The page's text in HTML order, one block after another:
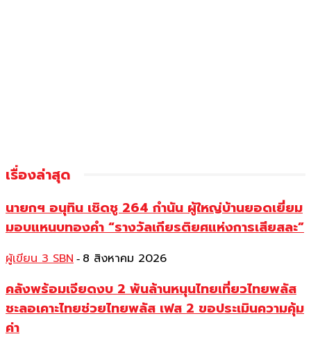
เรื่องล่าสุด
นายกฯ อนุทิน เชิดชู 264 กำนัน ผู้ใหญ่บ้านยอดเยี่ยม
มอบแหนบทองคำ “รางวัลเกียรติยศแห่งการเสียสละ”
ผู้เขียน 3 SBN - 8 สิงหาคม 2026
คลังพร้อมเจียดงบ 2 พันล้านหนุนไทยเที่ยวไทยพลัส
ชะลอเคาะไทยช่วยไทยพลัส เฟส 2 ขอประเมินความคุ้ม
ค่า